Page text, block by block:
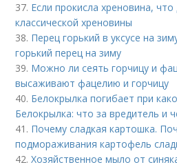
37. Если прокисла хреновина,
классической хреновины
38. Перец горький в уксусе на
горький перец на зиму
39. Можно ли сеять горчицу и
высаживают фацелию и горчицу
40. Белокрылка погибает при
Белокрылка: что за вредитель и
41. Почему сладкая картошка.
подмораживания картофель
42.Хозяйственное мыло от